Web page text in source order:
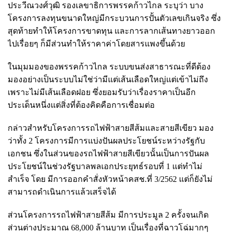
ประวีณวงศ์วุฒิ รองเลขาธิการพรรคก้าวไกล ระบุว่า บาง
โครงการลงทุนขนาดใหญ่มีกระบวนการปั้นตัวเลขเกินจริง ซึ่ง
สุดท้ายทำให้โครงการขาดทุน และการลากเส้นทางยาวออก
ไปเรื่อยๆ ก็มีส่วนทำให้ราคาค่าโดยสารแพงขึ้นด้วย
ในมุมมองของพรรคก้าวไกล ระบบขนส่งสาธารณะที่ดีต้อง
มองอย่างเป็นระบบไม่ใช่ว่ามีแต่เส้นเลือดใหญ่แต่เข้าไม่ถึง
เพราะไม่มีเส้นเลือดฝอย ซึ่งยอมรับว่าเรื่องราคาเป็นอีก
ประเด็นหนึ่งแต่สิ่งที่ต้องคิดคือการเชื่อมต่อ
กล่าวสำหรับโครงการรถไฟฟ้าสายสีส้มและสายสีเขียว มอง
ว่าทั้ง 2 โครงการมีการแบ่งปันผลประโยชน์ระหว่างรัฐกับ
เอกชน ซึ่งในส่วนของรถไฟฟ้าสายสีเขียวนั้นเป็นการปันผล
ประโยชน์ในช่วงรัฐบาลพลเอกประยุทธ์รอบที่ 1 แต่ทำไม่
สำเร็จ โดย มีการออกคำสั่งหัวหน้าคสช.ที่ 3/2562 แต่ก็ยังไม่
สามารถดำเนินการแล้วเสร็จได้
ส่วนโครงการรถไฟฟ้าสายสีส้ม มีการประมูล 2 ครั้งจนเกิด
ส่วนต่างประมาณ 68,000 ล้านบาท เป็นเรื่องที่ฉาวโฉ่มากๆ